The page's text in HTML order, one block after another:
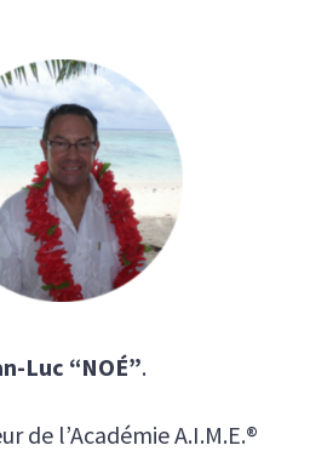
Luc “NOÉ”.
de l’Académie A.I.M.E.®